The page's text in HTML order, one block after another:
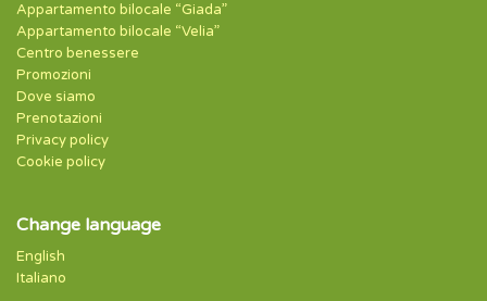
Appartamento bilocale “Giada”
Appartamento bilocale “Velia”
Centro benessere
Promozioni
Dove siamo
Prenotazioni
Privacy policy
Cookie policy
Change language
English
Italiano